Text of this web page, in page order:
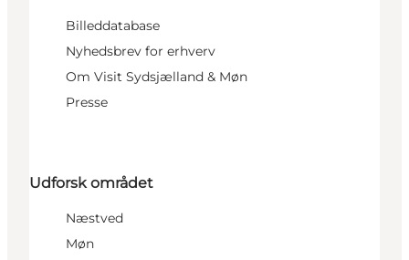
Billeddatabase
Nyhedsbrev for erhverv
Om Visit Sydsjælland & Møn
Presse
Udforsk området
Næstved
Møn